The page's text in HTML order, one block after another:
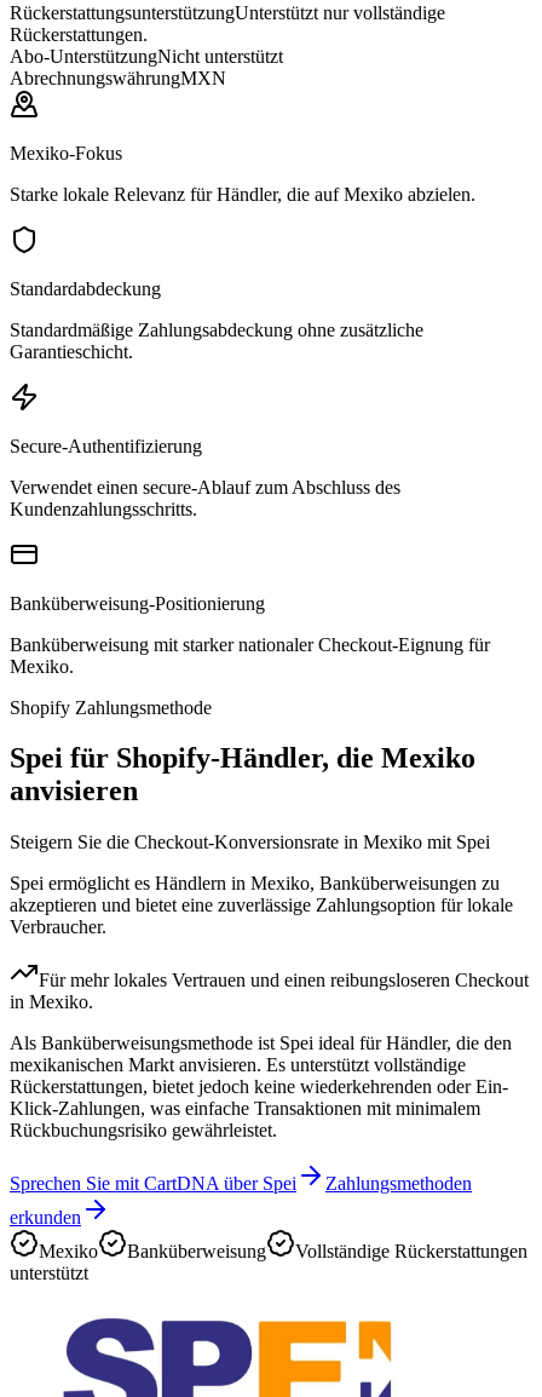
RückerstattungsunterstützungUnterstützt nur vollständige
Rückerstattungen.
Abo-UnterstützungNicht unterstützt
AbrechnungswährungMXN
Mexiko-Fokus
Starke lokale Relevanz für Händler, die auf Mexiko abzielen.
Standardabdeckung
Standardmäßige Zahlungsabdeckung ohne zusätzliche
Garantieschicht.
Secure-Authentifizierung
Verwendet einen secure-Ablauf zum Abschluss des
Kundenzahlungsschritts.
Banküberweisung-Positionierung
Banküberweisung mit starker nationaler Checkout-Eignung für
Mexiko.
Shopify Zahlungsmethode
Spei für Shopify-Händler, die Mexiko
anvisieren
Steigern Sie die Checkout-Konversionsrate in Mexiko mit Spei
Spei ermöglicht es Händlern in Mexiko, Banküberweisungen zu
akzeptieren und bietet eine zuverlässige Zahlungsoption für lokale
Verbraucher.
Für mehr lokales Vertrauen und einen reibungsloseren Checkout
in Mexiko.
Als Banküberweisungsmethode ist Spei ideal für Händler, die den
mexikanischen Markt anvisieren. Es unterstützt vollständige
Rückerstattungen, bietet jedoch keine wiederkehrenden oder Ein-
Klick-Zahlungen, was einfache Transaktionen mit minimalem
Rückbuchungsrisiko gewährleistet.
Sprechen Sie mit CartDNA über Spei
Zahlungsmethoden
erkunden
Mexiko
Banküberweisung
Vollständige Rückerstattungen
unterstützt